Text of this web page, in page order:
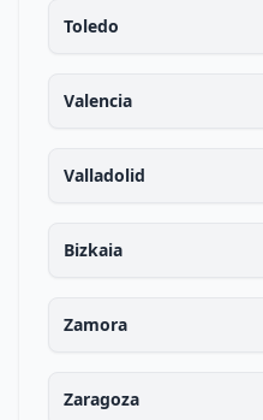
Toledo
Valencia
Valladolid
Bizkaia
Zamora
Zaragoza